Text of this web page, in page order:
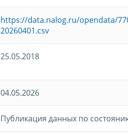
https://data.nalog.ru/opendata/
20260401.csv
25.05.2018
04.05.2026
Публикация данных по